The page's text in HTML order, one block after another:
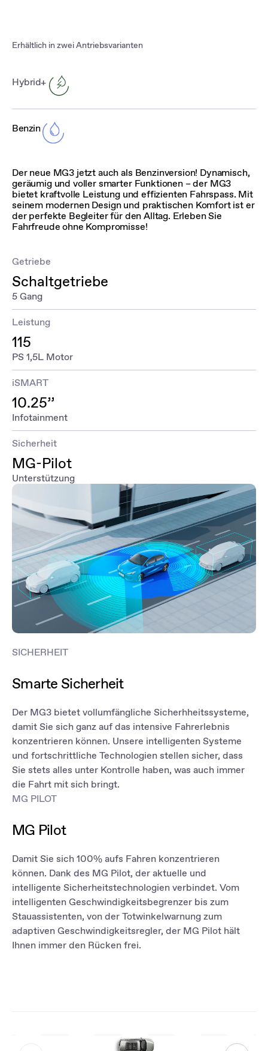
Erhältlich in zwei Antriebsvarianten
Hybrid+
Benzin
Der neue MG3 jetzt auch als Benzinversion! Dynamisch,
geräumig und voller smarter Funktionen – der MG3
bietet kraftvolle Leistung und effizienten Fahrspass. Mit
seinem modernen Design und praktischen Komfort ist er
der perfekte Begleiter für den Alltag. Erleben Sie
Fahrfreude ohne Kompromisse!
Getriebe
Schaltgetriebe
5 Gang
Leistung
115
PS 1,5L Motor
iSMART
10.25’’
Infotainment
Sicherheit
MG-Pilot
Unterstützung
SICHERHEIT
Smarte Sicherheit
Der MG3 bietet vollumfängliche Sicherhheitssysteme,
damit Sie sich ganz auf das intensive Fahrerlebnis
konzentrieren können. Unsere intelligenten Systeme
und fortschrittliche Technologien stellen sicher, dass
Sie stets alles unter Kontrolle haben, was auch immer
die Fahrt mit sich bringt.
MG PILOT
MG Pilot
Damit Sie sich 100% aufs Fahren konzentrieren
können. Dank des MG Pilot, der aktuelle und
intelligente Sicherheitstechnologien verbindet. Vom
intelligenten Geschwindigkeitsbegrenzer bis zum
Stauassistenten, von der Totwinkelwarnung zum
adaptiven Geschwindigkeitsregler, der MG Pilot hält
Ihnen immer den Rücken frei.